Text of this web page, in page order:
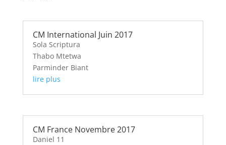
CM International Juin 2017
Sola Scriptura
Thabo Mtetwa
Parminder Biant
lire plus
CM France Novembre 2017
Daniel 11